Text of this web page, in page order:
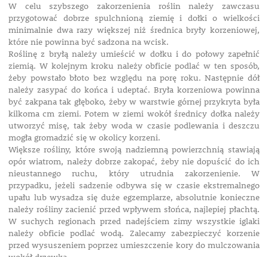
W celu szybszego zakorzenienia roślin należy zawczasu
przygotować dobrze spulchnioną ziemię i dołki o wielkości
minimalnie dwa razy większej niż średnica bryły korzeniowej,
które nie powinna być sadzona na wcisk.
Roślinę z bryłą należy umieścić w dołku i do połowy zapełnić
ziemią. W kolejnym kroku należy obficie podlać w ten sposób,
żeby powstało błoto bez względu na porę roku. Następnie dół
należy zasypać do końca i udeptać. Bryła korzeniowa powinna
być zakpana tak głęboko, żeby w warstwie górnej przykryta była
kilkoma cm ziemi. Potem w ziemi wokół średnicy dołka należy
utworzyć misę, tak żeby woda w czasie podlewania i deszczu
mogła gromadzić się w okolicy korzeni.
Większe rośliny, które swoją nadziemną powierzchnią stawiają
opór wiatrom, należy dobrze zakopać, żeby nie dopuścić do ich
nieustannego ruchu, który utrudnia zakorzenienie. W
przypadku, jeżeli sadzenie odbywa się w czasie ekstremalnego
upału lub wysadza się duże egzemplarze, absolutnie konieczne
należy rośliny zacienić przed wpływem słońca, najlepiej płachtą.
W suchych regionach przed nadejściem zimy wszystkie iglaki
należy obficie podlać wodą. Zalecamy zabezpieczyć korzenie
przed wysuszeniem poprzez umieszczenie kory do mulczowania